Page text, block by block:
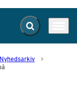
Fold søgefelt ud
Nyhedsarkiv